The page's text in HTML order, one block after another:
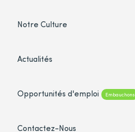
Notre Culture
Actualités
Opportunités d'emploi Embauchons
Contactez-Nous